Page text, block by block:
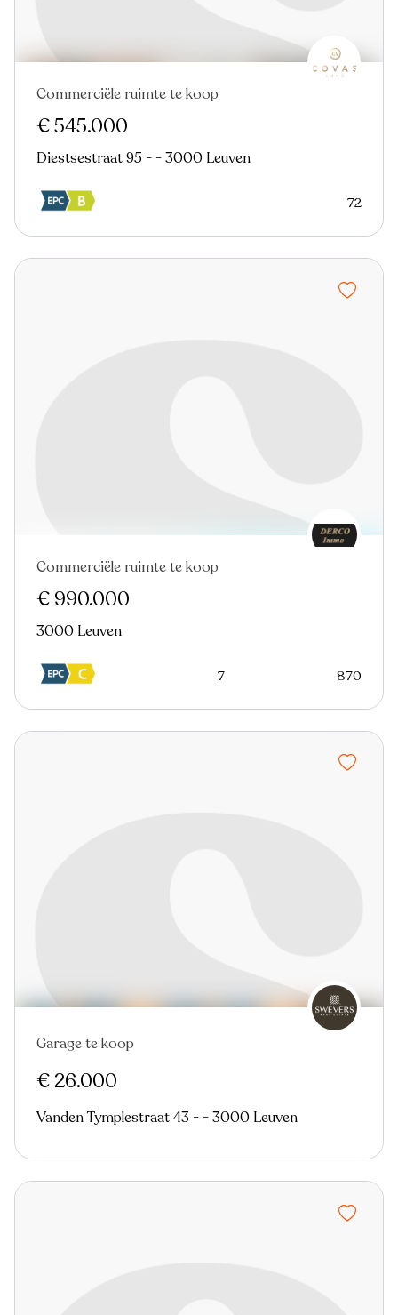
Nieuw
Commerciële ruimte te koop
€ 545.000
Diestsestraat 95 - - 3000 Leuven
72
Nieuw
Commerciële ruimte te koop
€ 990.000
3000 Leuven
7 870
Garage te koop
€ 26.000
Vanden Tymplestraat 43 - - 3000 Leuven